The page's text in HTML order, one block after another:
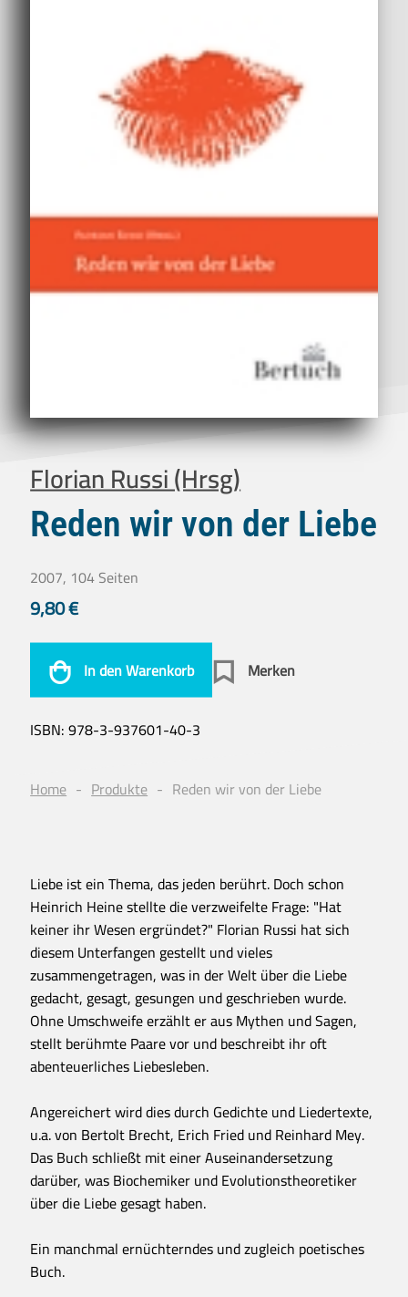
Florian Russi (Hrsg)
Reden wir von der Liebe
2007, 104 Seiten
9,80€
In den Warenkorb Merken
ISBN:978-3-937601-40-3
Home Produkte Reden wir von der Liebe
Liebe ist ein Thema, das jeden berührt. Doch schon
Heinrich Heine stellte die verzweifelte Frage: "Hat
keiner ihr Wesen ergründet?" Florian Russi hat sich
diesem Unterfangen gestellt und vieles
zusammengetragen, was in der Welt über die Liebe
gedacht, gesagt, gesungen und geschrieben wurde.
Ohne Umschweife erzählt er aus Mythen und Sagen,
stellt berühmte Paare vor und beschreibt ihr oft
abenteuerliches Liebesleben.
Angereichert wird dies durch Gedichte und Liedertexte,
u.a. von Bertolt Brecht, Erich Fried und Reinhard Mey.
Das Buch schließt mit einer Auseinandersetzung
darüber, was Biochemiker und Evolutionstheoretiker
über die Liebe gesagt haben.
Ein manchmal ernüchterndes und zugleich poetisches
Buch.